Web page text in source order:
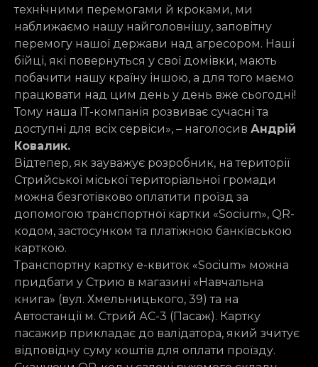
технічними перемогами й кроками, ми
наближаємо нашу найголовнішу, заповітну
перемогу нашої держави над агресором. Наші
бійці, які повернуться у свої домівки, мають
побачити нашу країну іншою, а для того маємо
працювати над цим день у день вже сьогодні!
Тому наша ІТ-компанія розвиває сучасні та
доступні для всіх сервіси», – наголосив Андрій
Ковалик.
Відтепер, як зауважує розробник, на території
Стрийської міської територіальної громади
можна безготівково оплатити проїзд за
допомогою транспортної картки «Socium», QR-
кодом, застосунком та платіжною банківською
карткою.
Транспортну картку е-квиток «Socium» можна
придбати у Стрию в магазині «Навчальна
книга» (вул. Хмельницького, 39) та на
Автостанції м. Стрий АС-3 (Пасаж). Картку
пасажир прикладає до валідатора, який зчитує
відповідну суму коштів для оплати проїзду.